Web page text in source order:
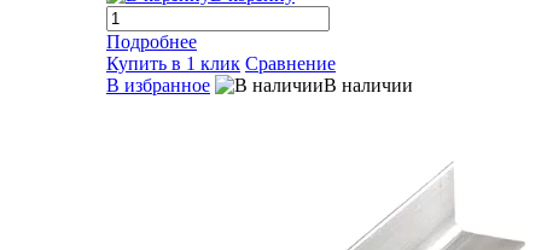
Подробнее
Купить в 1 клик Сравнение
В избранное
В наличии